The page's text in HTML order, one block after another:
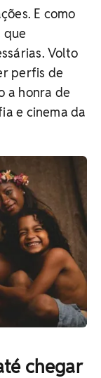
E como
que
Volto
perfis de
a honra de
e cinema da
chegar